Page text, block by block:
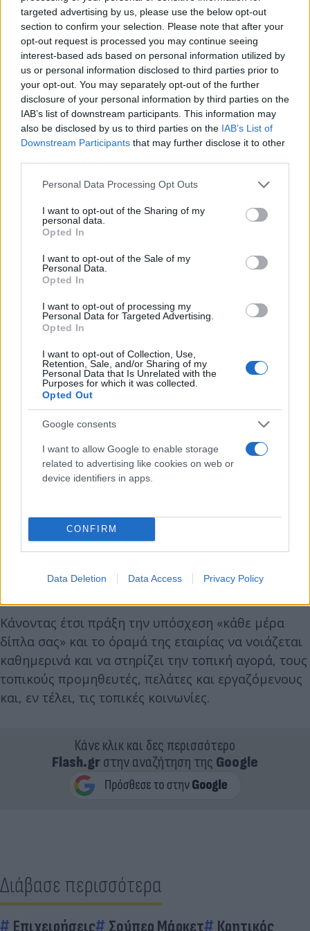
targeted advertising by us, please use the below opt-out
section to confirm your selection. Please note that after your
opt-out request is processed you may continue seeing
interest-based ads based on personal information utilized by
us or personal information disclosed to third parties prior to
your opt-out. You may separately opt-out of the further
disclosure of your personal information by third parties on the
IAB’s list of downstream participants. This information may
also be disclosed by us to third parties on the IAB’s List of
Downstream Participants that may further disclose it to other
Please note that this website/app uses one or more Google
not limited to your visit or usage behaviour. You may click to
grant or deny consent to Google and its third-party tags to
use your data for below specified purposes in below Google
consent section.
Personal Data Processing Opt Outs
I want to opt-out of the Sharing of my
personal data.
Opted In
I want to opt-out of the Sale of my
Personal Data.
Opted In
I want to opt-out of processing my
Personal Data for Targeted Advertising.
Opted In
I want to opt-out of Collection, Use,
Retention, Sale, and/or Sharing of my
Personal Data that Is Unrelated with the
Purposes for which it was collected.
Opted Out
Google consents
I want to allow Google to enable storage
related to advertising like cookies on web or
device identifiers in apps.
CONFIRM
Data Deletion Data Access Privacy Policy
και Γρήγορα, μαζί με το ευρύτατο δίκτυο των 300
καταστημάτων τους.
Η εξέλιξη αυτή εντάσσεται στο πλαίσιο της
στρατηγικής ανάπτυξης της εταιρίας με στόχο την
παρουσία σε κάθε γειτονιά της Ελλάδας και την
κάλυψη των αναγκών των νοικοκυριών ακόμη και
σε απομακρυσμένα χωριά.
Κάνοντας έτσι πράξη την υπόσχεση «κάθε μέρα
δίπλα σας» και το όραμά της εταιρίας να νοιάζεται
καθημερινά και να στηρίζει την τοπική αγορά, τους
τοπικούς προμηθευτές, πελάτες και εργαζόμενους
και, εν τέλει, τις τοπικές κοινωνίες.
Κάνε κλικ και δες περισσότερο
Flash.grστην αναζήτηση της Google
Διάβασε περισσότερα
Επιχειρήσεις Σούπερ Μάρκετ Κρητικός